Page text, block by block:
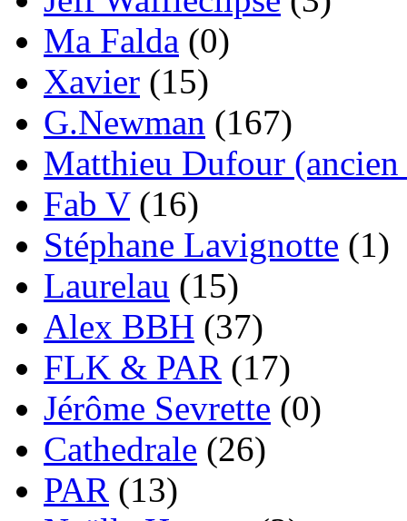
Ma Falda (0)
Xavier (15)
G.Newman (167)
Matthieu Dufour (ancien
Fab V(16)
Stéphane Lavignotte (1)
Laurelau (15)
Alex BBH (37)
FLK & PAR (17)
Jérôme Sevrette (0)
Cathedrale (26)
PAR (13)